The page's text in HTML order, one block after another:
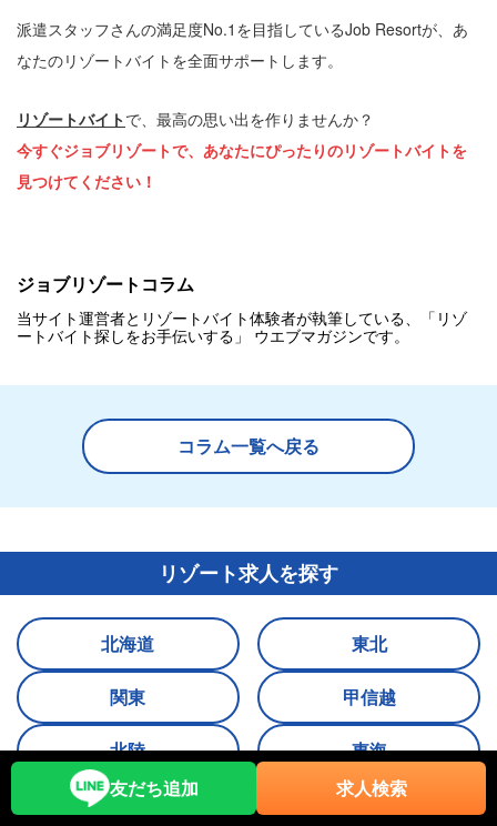
派遣スタッフさんの満足度No.1を目指しているJob Resortが、あ
なたのリゾートバイトを全面サポートします。
リゾートバイトで、最高の思い出を作りませんか？
今すぐジョブリゾートで、あなたにぴったりのリゾートバイトを
見つけてください！
ジョブリゾートコラム
当サイト運営者とリゾートバイト体験者が執筆している、「リゾ
ートバイト探しをお手伝いする」 ウエブマガジンです。
コラム一覧へ戻る
リゾート求人を探す
北海道 東北
関東 甲信越
北陸 東海
関西 中国
友だち追加 求人検索